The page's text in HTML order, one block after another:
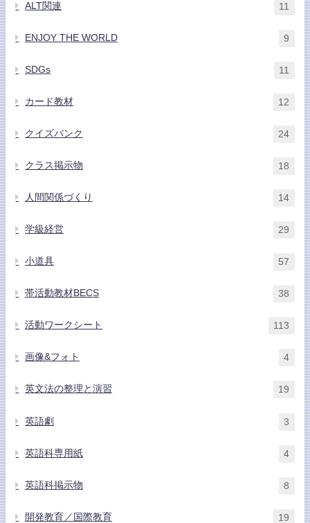
ALT関連 11
ENJOY THE WORLD 9
SDGs 11
カード教材 12
クイズバンク 24
クラス掲示物 18
人間関係づくり 14
学級経営 29
小道具 57
帯活動教材BECS 38
活動ワークシート 113
画像&フォト 4
英文法の整理と演習 19
英語劇 3
英語科専用紙 4
英語科掲示物 8
開発教育／国際教育 19